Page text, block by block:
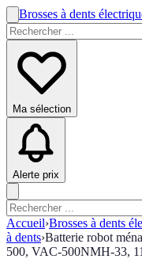
Brosses à dents
Ma sélection
Alerte prix
Accueil›Brosses à dents
à dents›Batterie robot
500, VAC-500NMH-33,